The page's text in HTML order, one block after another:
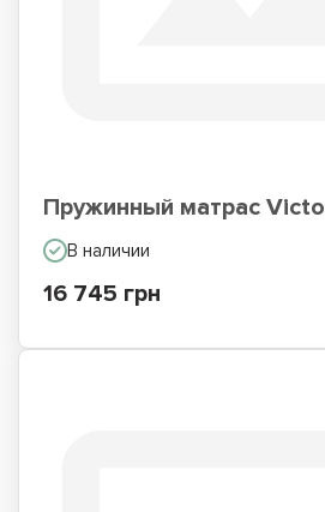
Пружинный матрас
В наличии
16 745 грн